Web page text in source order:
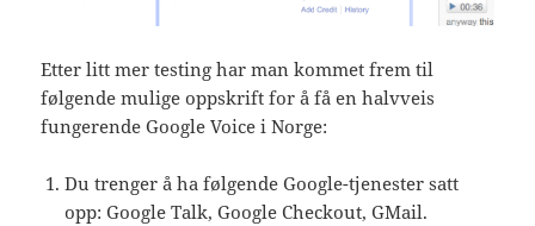
Etter litt mer testing har man kommet frem til
følgende mulige oppskrift for å få en halvveis
fungerende Google Voice i Norge:
Du trenger å ha følgende Google-tjenester satt
opp: Google Talk, Google Checkout, GMail.